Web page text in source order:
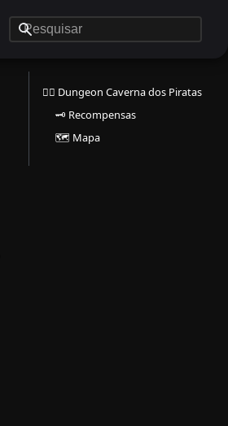
🏴‍☠️ Dungeon Caverna dos Piratas
🗝️ Recompensas
🗺️ Mapa